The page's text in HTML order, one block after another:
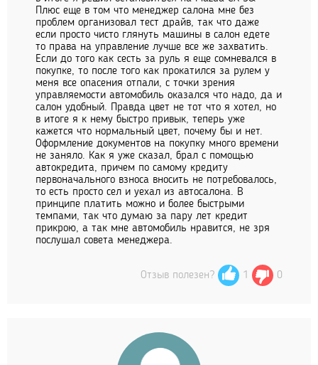
Плюс еще в том что менеджер салона мне без
проблем организовал тест драйв, так что даже
если просто чисто глянуть машины в салон едете
то права на управление лучше все же захватить.
Если до того как сесть за руль я еще сомневался в
покупке, то после того как прокатился за рулем у
меня все опасения отпали, с точки зрения
управляемости автомобиль оказался что надо, да и
салон удобный. Правда цвет не тот что я хотел, но
в итоге я к нему быстро привык, теперь уже
кажется что нормальный цвет, почему бы и нет.
Оформление документов на покупку много времени
не заняло. Как я уже сказал, брал с помощью
автокредита, причем по самому кредиту
первоначального взноса вносить не потребовалось,
то есть просто сел и уехал из автосалона. В
принципе платить можно и более быстрыми
темпами, так что думаю за пару лет кредит
прикрою, а так мне автомобиль нравится, не зря
послушал совета менеджера.
Отзыв полезен? 1 0